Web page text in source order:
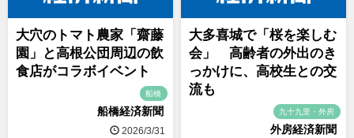
大穴のトマト農家「齋藤
園」と高根公団周辺の飲
食店がコラボイベント
船橋
船橋経済新聞
2026/3/31
大多喜城で「桜を楽しむ
会」 高齢者の外出のき
っかけに、高校生との交
流も
九十九里・外房
外房経済新聞